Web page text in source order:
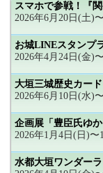
スマホで参戦！『
2026年6月20日(土)
お城LINEスタンプ
2026年4月24日(金)
大垣三城歴史カー
2026年6月10日(水)
企画展「豊臣氏ゆ
2026年1月4日(日)〜
水都大垣ワンダー